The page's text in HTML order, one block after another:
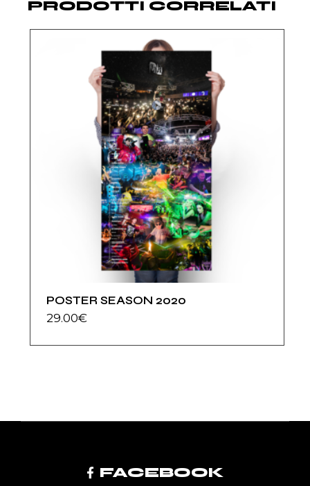
PRODOTTI CORRELATI
POSTER SEASON 2020
29.00€
FACEBOOK